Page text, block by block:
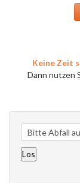
Keine Zeit
Dann nutzen